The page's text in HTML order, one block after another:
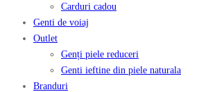
Carduri cadou
Genti de voiaj
Outlet
Genți piele reduceri
Genti ieftine din piele naturala
Branduri